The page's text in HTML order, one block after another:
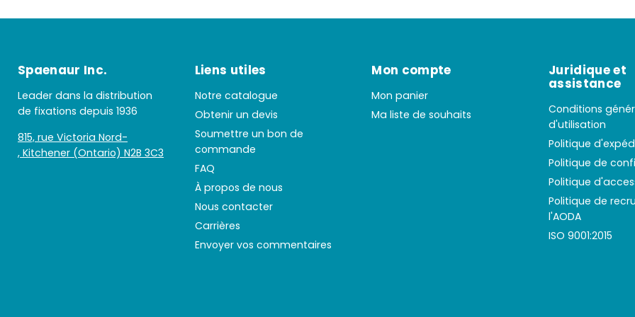
Spaenaur Inc.
Leader dans la distribution
de fixations depuis 1936
815, rue Victoria Nord-
, Kitchener (Ontario) N2B 3C3
Liens utiles
Notre catalogue
Obtenir un devis
Soumettre un bon de
commande
FAQ
À propos de nous
Nous contacter
Carrières
Envoyer vos commentaires
Mon compte
Mon panier
Ma liste de souhaits
Juridique et
assistance
Conditions
d'utilisation
Politique
Politique de
Politique
Politique de
l'AODA
ISO 9001:2015